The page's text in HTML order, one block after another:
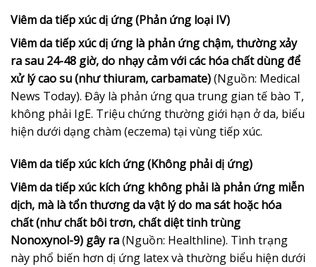
Viêm da tiếp xúc dị ứng (Phản ứng loại IV)
Viêm da tiếp xúc dị ứng là phản ứng chậm, thường xảy
ra sau 24-48 giờ, do nhạy cảm với các hóa chất dùng để
xử lý cao su (như thiuram, carbamate)(Nguồn: Medical
News Today). Đây là phản ứng qua trung gian tế bào T,
không phải IgE. Triệu chứng thường giới hạn ở da, biểu
hiện dưới dạng chàm (eczema) tại vùng tiếp xúc.
Viêm da tiếp xúc kích ứng (Không phải dị ứng)
Viêm da tiếp xúc kích ứng không phải là phản ứng miễn
dịch, mà là tổn thương da vật lý do ma sát hoặc hóa
chất (như chất bôi trơn, chất diệt tinh trùng
Nonoxynol-9) gây ra(Nguồn: Healthline). Tình trạng
này phổ biến hơn dị ứng latex và thường biểu hiện dưới